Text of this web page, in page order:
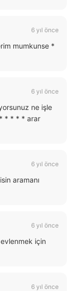
6 yıl önce
mumkunse *
6 yıl önce
ne işle
* * * * arar
6 yıl önce
aramanı
6 yıl önce
için
6 yıl önce